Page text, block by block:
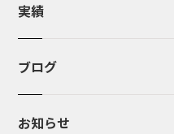
実績
ブログ
お知らせ